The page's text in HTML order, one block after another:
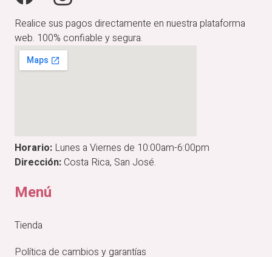
Realice sus pagos directamente en nuestra plataforma
web. 100% confiable y segura.
Horario: Lunes a Viernes de 10:00am-6:00pm
Dirección:Costa Rica, San José.
Menú
Tienda
Política de cambios y garantías